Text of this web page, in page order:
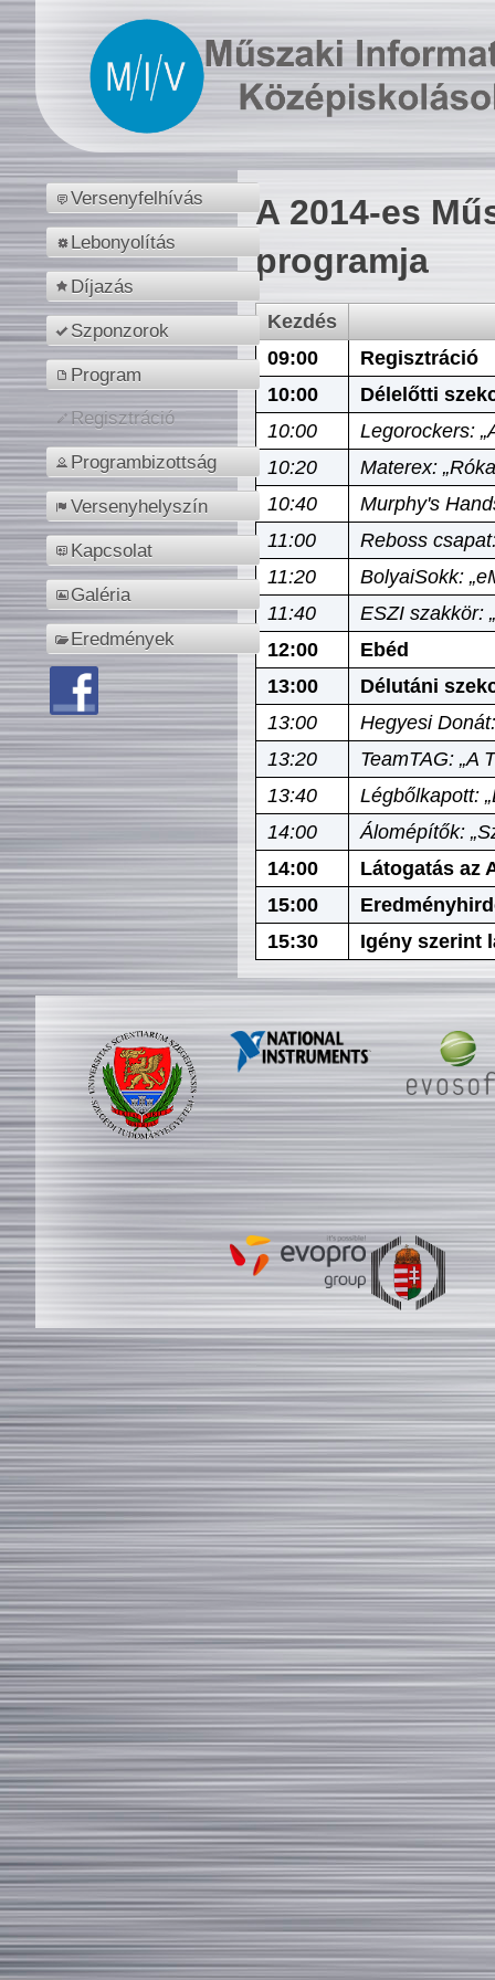
Versenyfelhívás
Lebonyolítás
Díjazás
Szponzorok
Program
Regisztráció
Programbizottság
Versenyhelyszín
Kapcsolat
Galéria
Eredmények
A 2014-es
programja
Kezdés
09:00
Regisztráció
10:00
Délelőtti
10:00
Legorockers:
10:20
Materex:
10:40
Murphy's
11:00
Reboss
11:20
BolyaiSokk:
11:40
ESZI szakkör:
12:00
Ebéd
13:00
Délutáni
13:00
Hegyesi
13:20
TeamTAG: „A
13:40
Légbőlkapott:
14:00
Álomépítők:
14:00
Látogatás az
15:00
15:30
Igény szerint